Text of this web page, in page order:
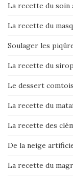
La recette du soin
La recette du
Soulager les
La recette du
Le dessert
La recette du
La recette des
De la neige
La recette du